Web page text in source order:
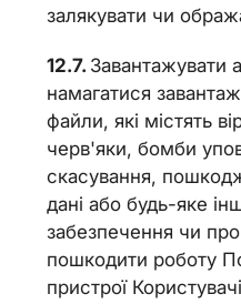
залякувати чи
Завантажувати
намагатися
файли, які містять
черв'яки, бомби
скасування,
дані або будь-яке
забезпечення чи
пошкодити роботу
пристрої